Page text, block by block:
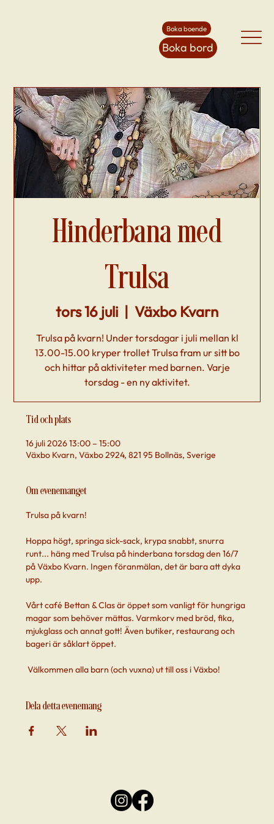
Boka bord
Boka boende
Hinderbana med
Trulsa
tors 16 juli
  |
Växbo Kvarn
Trulsa på kvarn! Under torsdagar i juli mellan kl
13.00-15.00 kryper trollet Trulsa fram ur sitt bo
och hittar på aktiviteter med barnen. Varje
torsdag - en ny aktivitet.
Tid och plats
16 juli 2026 13:00 – 15:00
Växbo Kvarn, Växbo 2924, 821 95 Bollnäs, Sverige
Om evenemanget
Trulsa på kvarn!
Hoppa högt, springa sick-sack, krypa snabbt, snurra
runt... häng med Trulsa på hinderbana torsdag den 16/7
på Växbo Kvarn. Ingen föranmälan, det är bara att dyka
upp.
Vårt café Bettan & Clas är öppet som vanligt för hungriga
magar som behöver mättas. Varmkorv med bröd, fika,
mjukglass och annat gott! Även butiker, restaurang och
bageri är såklart öppet.
Välkommen alla barn (och vuxna) ut till oss i Växbo!
Dela detta evenemang